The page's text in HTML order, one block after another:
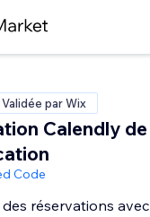
Validée par Wix
Calendly de
Code
réservations avec